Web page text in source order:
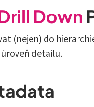
Down
(nejen) do
detailu.